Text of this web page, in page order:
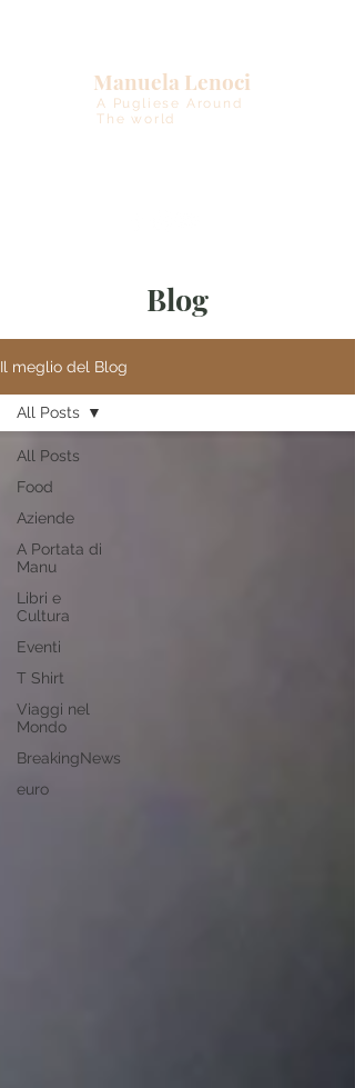
A Pugliese Around
The world
Manuela Lenoci
Blog
Il meglio del Blog
All Posts
Food
Aziende
A Portata di
Manu
Libri e
Cultura
Eventi
T Shirt
Viaggi nel
Mondo
BreakingNews
euro
All Posts